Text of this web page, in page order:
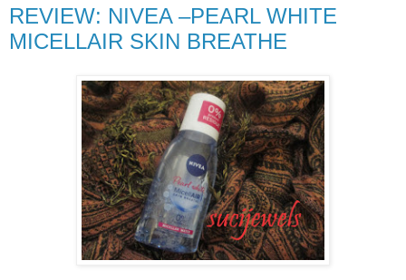
REVIEW: NIVEA –PEARL WHITE
MICELLAIR SKIN BREATHE